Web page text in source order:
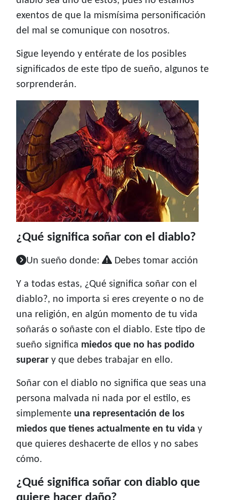
exentos de que la mismísima personificación
del mal se comunique con nosotros.
Sigue leyendo y entérate de los posibles
significados de este tipo de sueño, algunos te
sorprenderán.
¿Qué significa soñar con el diablo?
Un sueño donde: Debes tomar acción
Y a todas estas, ¿Qué significa soñar con el
diablo?, no importa si eres creyente o no de
una religión, en algún momento de tu vida
soñarás o soñaste con el diablo. Este tipo de
sueño significa miedos que no has podido
superar y que debes trabajar en ello.
Soñar con el diablo no significa que seas una
persona malvada ni nada por el estilo, es
simplemente una representación de los
miedos que tienes actualmente en tu vida y
que quieres deshacerte de ellos y no sabes
cómo.
¿Qué significa soñar con diablo que